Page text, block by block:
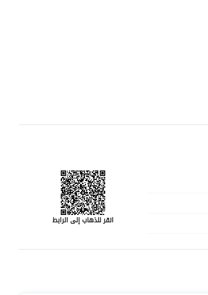
في نمط حياة مريح.
انقر للذهاب إلى الرابط
منشره